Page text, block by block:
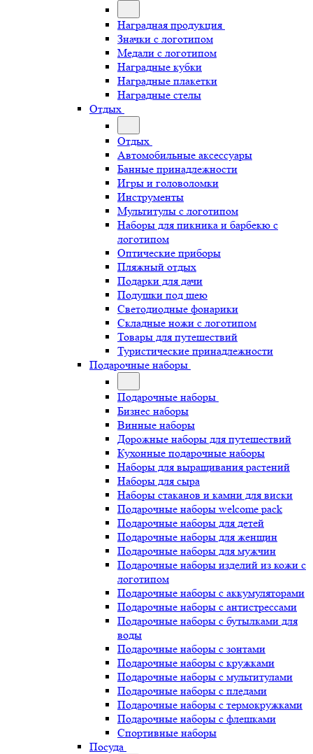
Наградная продукция
Значки с логотипом
Медали с логотипом
Наградные кубки
Наградные плакетки
Наградные стелы
Отдых
Отдых
Автомобильные аксессуары
Банные принадлежности
Игры и головоломки
Инструменты
Мультитулы с логотипом
Наборы для пикника и барбекю с
логотипом
Оптические приборы
Пляжный отдых
Подарки для дачи
Подушки под шею
Светодиодные фонарики
Складные ножи с логотипом
Товары для путешествий
Туристические принадлежности
Подарочные наборы
Подарочные наборы
Бизнес наборы
Винные наборы
Дорожные наборы для путешествий
Кухонные подарочные наборы
Наборы для выращивания растений
Наборы для сыра
Наборы стаканов и камни для виски
Подарочные наборы welcome pack
Подарочные наборы для детей
Подарочные наборы для женщин
Подарочные наборы для мужчин
Подарочные наборы изделий из кожи с
логотипом
Подарочные наборы с аккумуляторами
Подарочные наборы с антистрессами
Подарочные наборы с бутылками для
воды
Подарочные наборы с зонтами
Подарочные наборы с кружками
Подарочные наборы с мультитулами
Подарочные наборы с пледами
Подарочные наборы с термокружками
Подарочные наборы с флешками
Спортивные наборы
Посуда